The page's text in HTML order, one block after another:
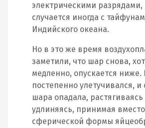
электрическими разрядами,
случается иногда с
Индийского океана.
Но в это же время
заметили, что шар снова,
медленно, опускается ниже.
постепенно улетучивался, и
шара опадала, растягиваясь
удлиняясь, принимая вместо
сферической формы